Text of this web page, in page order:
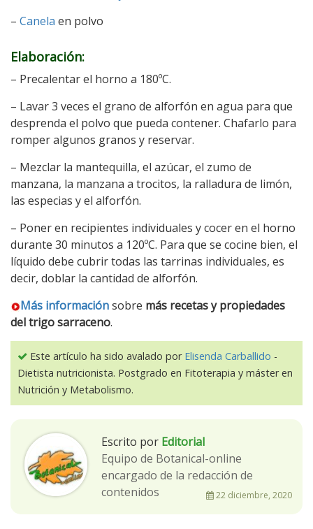
– Canela en polvo
Elaboración:
– Precalentar el horno a 180ºC.
– Lavar 3 veces el grano de alforfón en agua para que
desprenda el polvo que pueda contener. Chafarlo para
romper algunos granos y reservar.
– Mezclar la mantequilla, el azúcar, el zumo de
manzana, la manzana a trocitos, la ralladura de limón,
las especias y el alforfón.
– Poner en recipientes individuales y cocer en el horno
durante 30 minutos a 120ºC. Para que se cocine bien, el
líquido debe cubrir todas las tarrinas individuales, es
decir, doblar la cantidad de alforfón.
Más informaciónsobre más recetas y propiedades
del trigo sarraceno.
Este artículo ha sido avalado por Elisenda Carballido -
Dietista nutricionista. Postgrado en Fitoterapia y máster en
Nutrición y Metabolismo.
Escrito por Editorial
Equipo de Botanical-online
encargado de la redacción de
contenidos
22 diciembre, 2020